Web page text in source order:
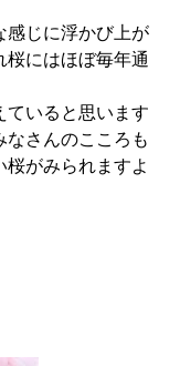
感じに浮かび上が
桜にはほぼ毎年通
ていると思います
なさんのこころも
がみられますよ